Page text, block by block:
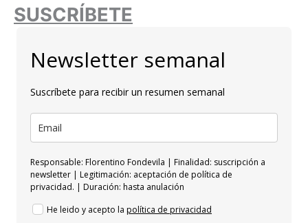
SUSCRÍBETE
Newsletter semanal
Suscríbete para recibir un resumen semanal
Responsable: Florentino Fondevila | Finalidad: suscripción a
newsletter | Legitimación: aceptación de política de
privacidad. | Duración: hasta anulación
He leido y acepto la política de privacidad